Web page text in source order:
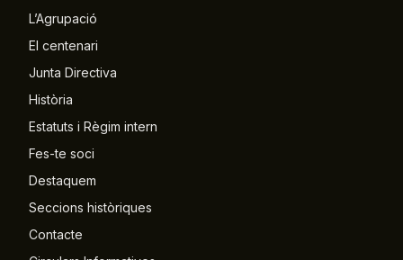
L’Agrupació
El centenari
Junta Directiva
Història
Estatuts i Règim intern
Fes-te soci
Destaquem
Seccions històriques
Contacte